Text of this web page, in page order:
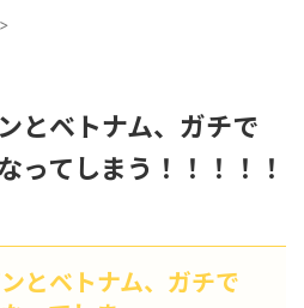
>
とベトナム、ガチで
ってしまう！！！！！
とベトナム、ガチで